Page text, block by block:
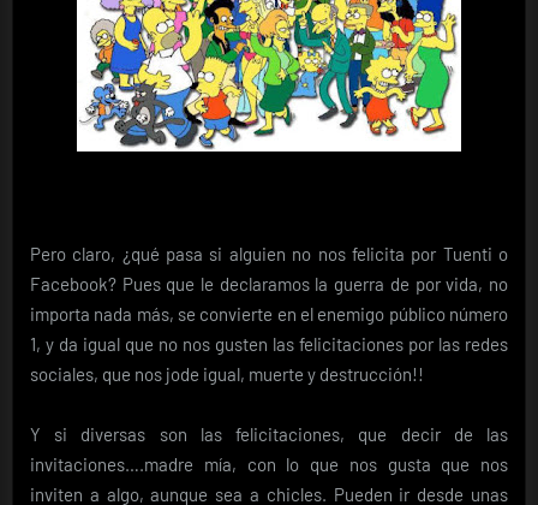
Pero claro, ¿qué pasa si alguien no nos felicita por Tuenti o
Facebook? Pues que le declaramos la guerra de por vida, no
importa nada más, se convierte en el enemigo público número
1, y da igual que no nos gusten las felicitaciones por las redes
sociales, que nos jode igual, muerte y destrucción!!
Y si diversas son las felicitaciones, que decir de las
invitaciones….madre mía, con lo que nos gusta que nos
inviten a algo, aunque sea a chicles. Pueden ir desde unas